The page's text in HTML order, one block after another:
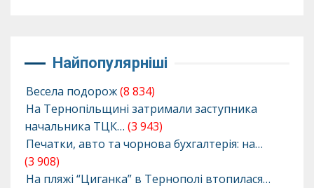
Найпопулярніші
Весела подорож(8 834)
На Тернопільщині затримали заступника
начальника ТЦК… (3 943)
Печатки, авто та чорнова бухгалтерія: на…
(3 908)
На пляжі “Циганка” в Тернополі втопилася…